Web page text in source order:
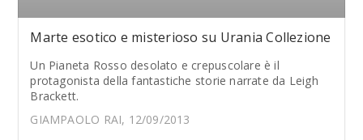
Marte esotico e misterioso su Urania Collezione
Un Pianeta Rosso desolato e crepuscolare è il
protagonista della fantastiche storie narrate da Leigh
Brackett.
GIAMPAOLO RAI, 12/09/2013